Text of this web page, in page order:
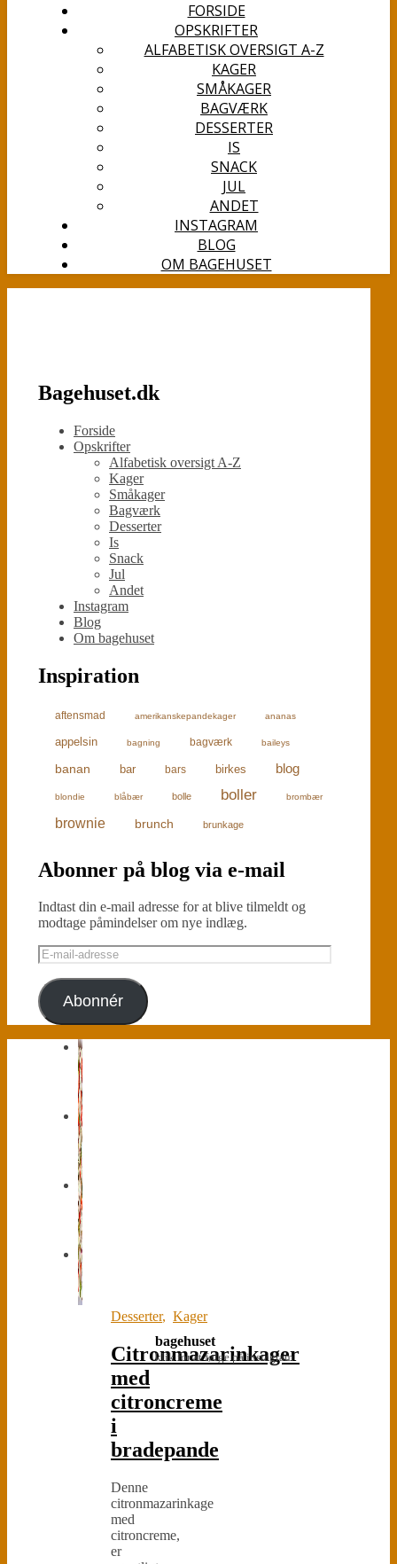
FORSIDE
OPSKRIFTER
ALFABETISK OVERSIGT A-Z
KAGER
SMÅKAGER
BAGVÆRK
DESSERTER
IS
SNACK
JUL
ANDET
INSTAGRAM
BLOG
OM BAGEHUSET
Bagehuset.dk
Forside
Opskrifter
Alfabetisk oversigt A-Z
Kager
Småkager
Bagværk
Desserter
Is
Snack
Jul
Andet
Instagram
Blog
Om bagehuset
Inspiration
aftensmad amerikanskepandekager ananas
appelsin bagning bagværk baileys
banan bar bars birkes blog
blondie blåbær bolle boller brombær
brownie brunch brunkage
Abonner på blog via e-mail
Indtast din e-mail adresse for at blive tilmeldt og
modtage påmindelser om nye indlæg.
E-
mail-
adresse
Abonnér
Desserter, Kager
Citronmazarinkager
med
citroncreme
i
bradepande
Denne
citronmazarinkage
med
citroncreme,
er
bagehuset
klik for at følge på instagram